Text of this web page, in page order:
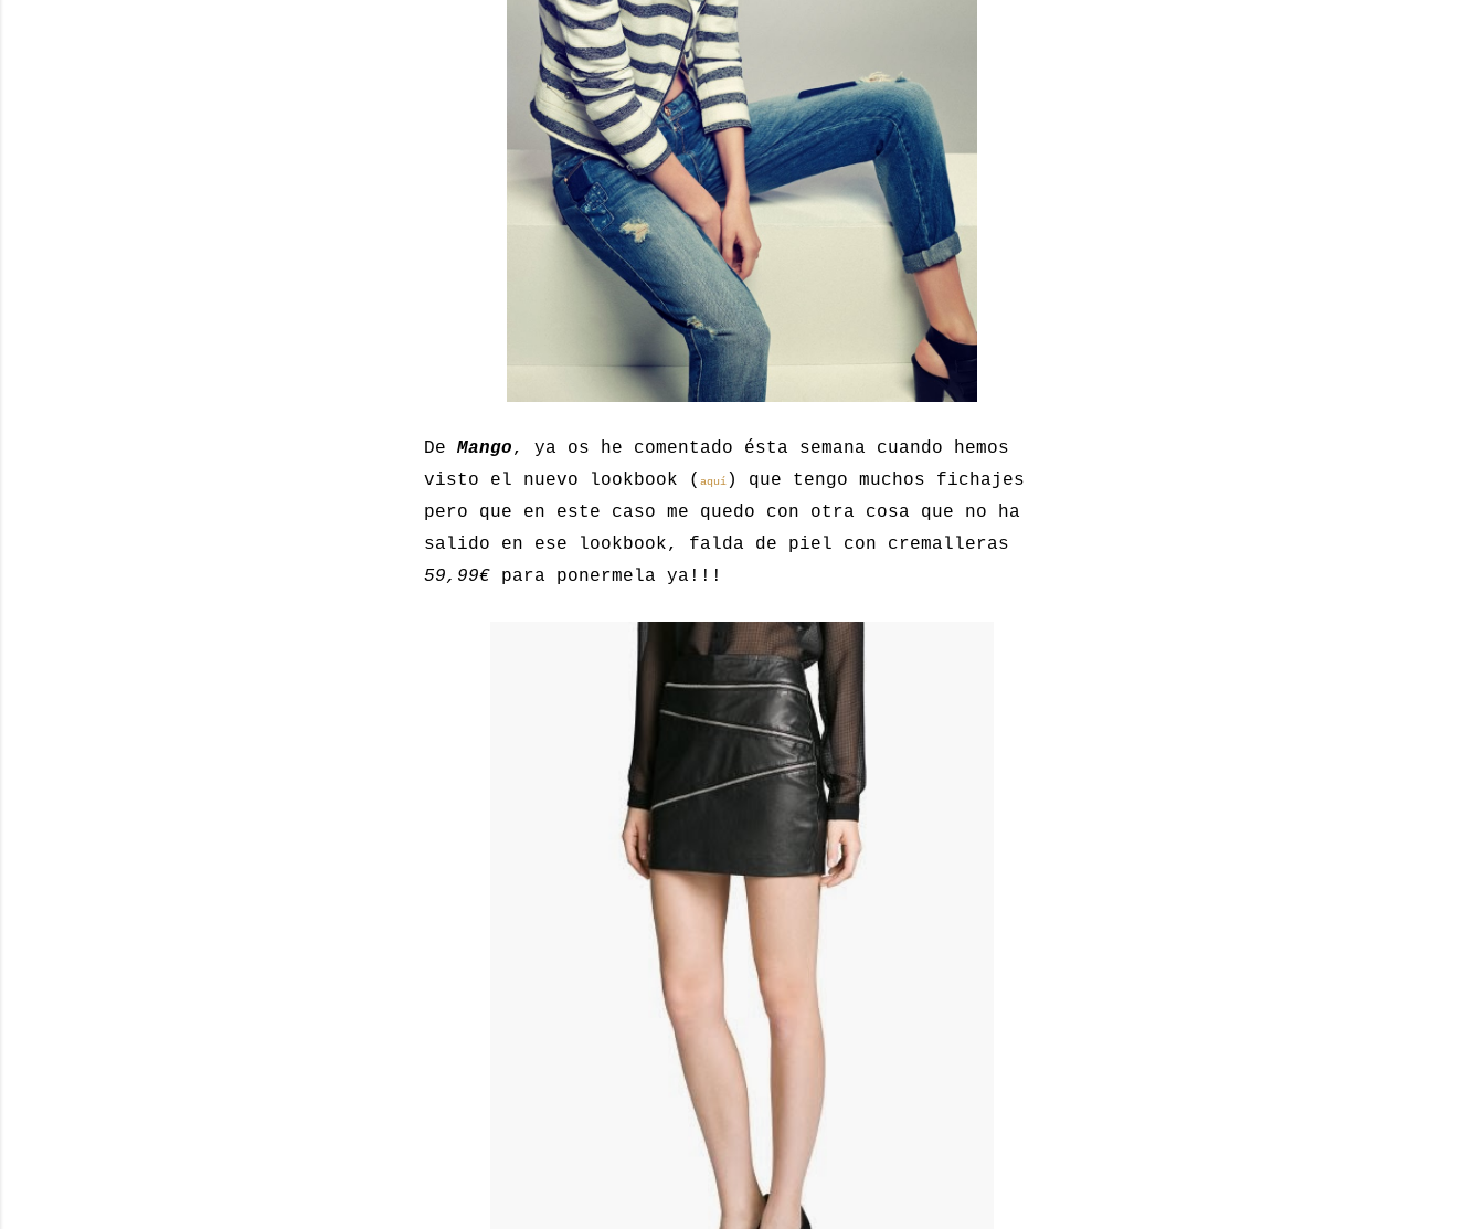
De Mango, ya os he comentado ésta semana cuando hemos
visto el nuevo lookbook ( aquí ) que tengo muchos fichajes
pero que en este caso me quedo con otra cosa que no ha
salido en ese lookbook, falda de piel con cremalleras
59,99€ para ponermela ya!!!